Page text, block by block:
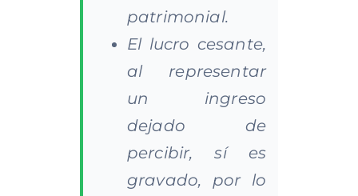
patrimonial.
El lucro cesante,
al representar
un ingreso
dejado de
percibir, sí es
gravado, por lo